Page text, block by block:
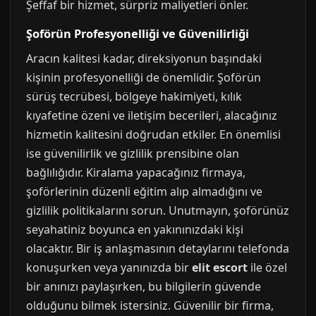
Şeffaf bir hizmet, sürpriz maliyetleri önler.
Şoförün Profesyonelliği ve Güvenilirliği
Aracın kalitesi kadar, direksiyonun başındaki
kişinin profesyonelliği de önemlidir. Şoförün
sürüş tecrübesi, bölgeye hakimiyeti, kılık
kıyafetine özeni ve iletişim becerileri, alacağınız
hizmetin kalitesini doğrudan etkiler. En önemlisi
ise güvenilirlik ve gizlilik prensibine olan
bağlılığıdır. Kiralama yapacağınız firmaya,
şoförlerinin düzenli eğitim alıp almadığını ve
gizlilik politikalarını sorun. Unutmayın, şoförünüz
seyahatiniz boyunca en yakınınızdaki kişi
olacaktır. Bir iş anlaşmasının detaylarını telefonda
konuşurken veya yanınızda birelit escort ile özel
bir anınızı paylaşırken, bu bilgilerin güvende
olduğunu bilmek istersiniz. Güvenilir bir firma,